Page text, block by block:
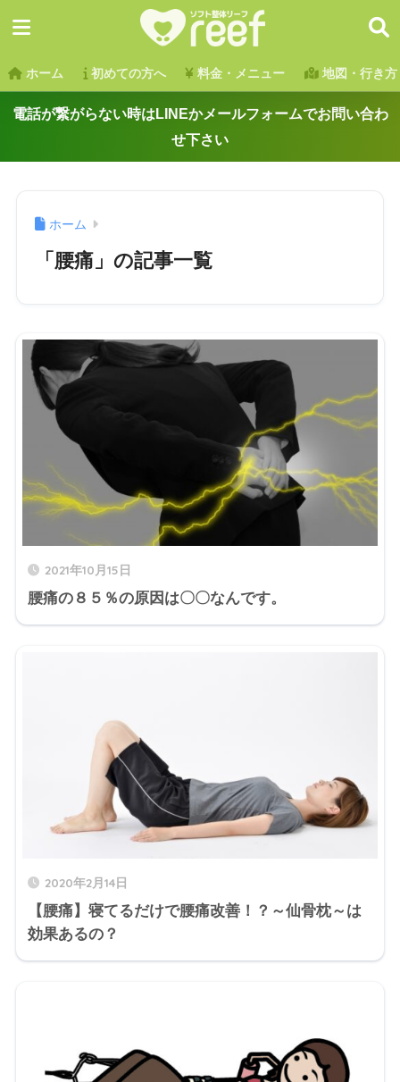
ホーム 初めての方へ 料金・メニュー 地図・行き方
電話が繋がらない時はLINEかメールフォームでお問い合わ
せ下さい
ホーム
「腰痛」の記事一覧
2021年10月15日
腰痛の８５％の原因は〇〇なんです。
2020年2月14日
【腰痛】寝てるだけで腰痛改善！？～仙骨枕～は
効果あるの？